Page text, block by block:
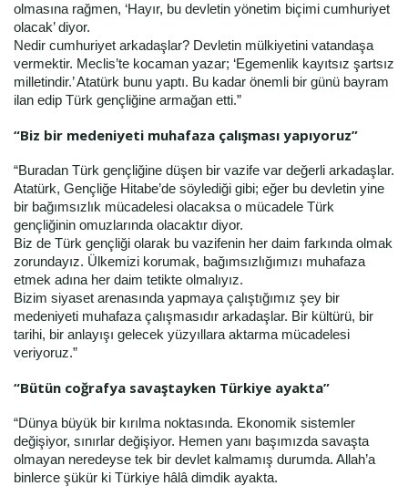
olmasına rağmen, ‘Hayır, bu devletin yönetim biçimi cumhuriyet
olacak’ diyor.
Nedir cumhuriyet arkadaşlar? Devletin mülkiyetini vatandaşa
vermektir. Meclis’te kocaman yazar; ‘Egemenlik kayıtsız şartsız
milletindir.’ Atatürk bunu yaptı. Bu kadar önemli bir günü bayram
ilan edip Türk gençliğine armağan etti.”
“Biz bir medeniyeti muhafaza çalışması yapıyoruz”
“Buradan Türk gençliğine düşen bir vazife var değerli arkadaşlar.
Atatürk, Gençliğe Hitabe’de söylediği gibi; eğer bu devletin yine
bir bağımsızlık mücadelesi olacaksa o mücadele Türk
gençliğinin omuzlarında olacaktır diyor.
Biz de Türk gençliği olarak bu vazifenin her daim farkında olmak
zorundayız. Ülkemizi korumak, bağımsızlığımızı muhafaza
etmek adına her daim tetikte olmalıyız.
Bizim siyaset arenasında yapmaya çalıştığımız şey bir
medeniyeti muhafaza çalışmasıdır arkadaşlar. Bir kültürü, bir
tarihi, bir anlayışı gelecek yüzyıllara aktarma mücadelesi
veriyoruz.”
“Bütün coğrafya savaştayken Türkiye ayakta”
“Dünya büyük bir kırılma noktasında. Ekonomik sistemler
değişiyor, sınırlar değişiyor. Hemen yanı başımızda savaşta
olmayan neredeyse tek bir devlet kalmamış durumda. Allah’a
binlerce şükür ki Türkiye hâlâ dimdik ayakta.